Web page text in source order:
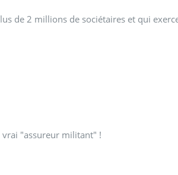
de 2 millions de sociétaires et qui
"assureur militant" !